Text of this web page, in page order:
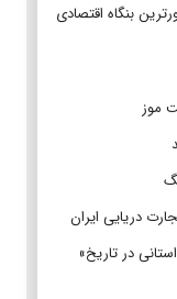
بنگاه اقتصادی
موز
دریایی ایران
در تاریخ»